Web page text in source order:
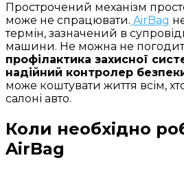
Прострочений механізм
може не спрацювати. AirBag
термін, зазначений в
машини. Не можна не
профілактика захисної
надійний контролер
може коштувати життя всім,
салоні авто.
Коли необхідно
AirBag